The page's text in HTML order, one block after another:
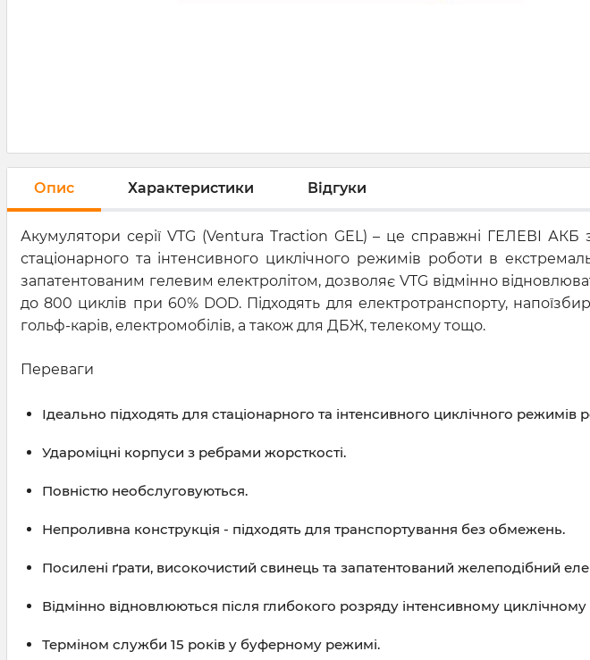
Опис Характеристики Відгуки
Акумулятори серії VTG (Ventura Traction GEL) – це справжні ГЕЛЕВІ
стаціонарного та інтенсивного циклічного режимів роботи в
запатентованим гелевим електролітом, дозволяє VTG відмінно
до 800 циклів при 60% DOD. Підходять для електротранспорту,
гольф-карів, електромобілів, а також для ДБЖ, телекому тощо.
Переваги
Ідеально підходять для стаціонарного та інтенсивного циклічного
Удароміцні корпуси з ребрами жорсткості.
Повністю необслуговуються.
Непроливна конструкція - підходять для транспортування без обмежень.
Посилені ґрати, високочистий свинець та запатентований желеподібний
Відмінно відновлюються після глибокого розряду інтенсивному
Терміном служби 15 років у буферному режимі.